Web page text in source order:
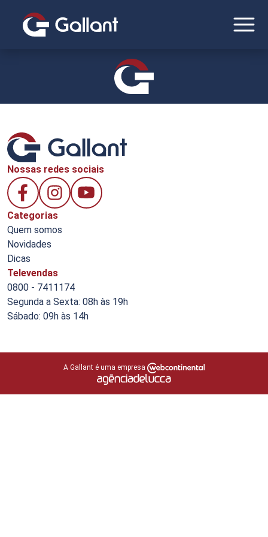
Nossas redes sociais
Categorias
Quem somos
Novidades
Dicas
Televendas
0800 - 7411174
Segunda a Sexta: 08h às 19h
Sábado: 09h às 14h
A Gallant é uma empresa